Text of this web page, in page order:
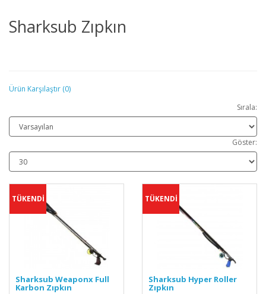
Sharksub Zıpkın
Ürün Karşılaştır (0)
Sırala:
Göster:
TÜKENDİ
Sharksub Weaponx Full
Karbon Zıpkın
TÜKENDİ
Sharksub Hyper Roller
Zıpkın